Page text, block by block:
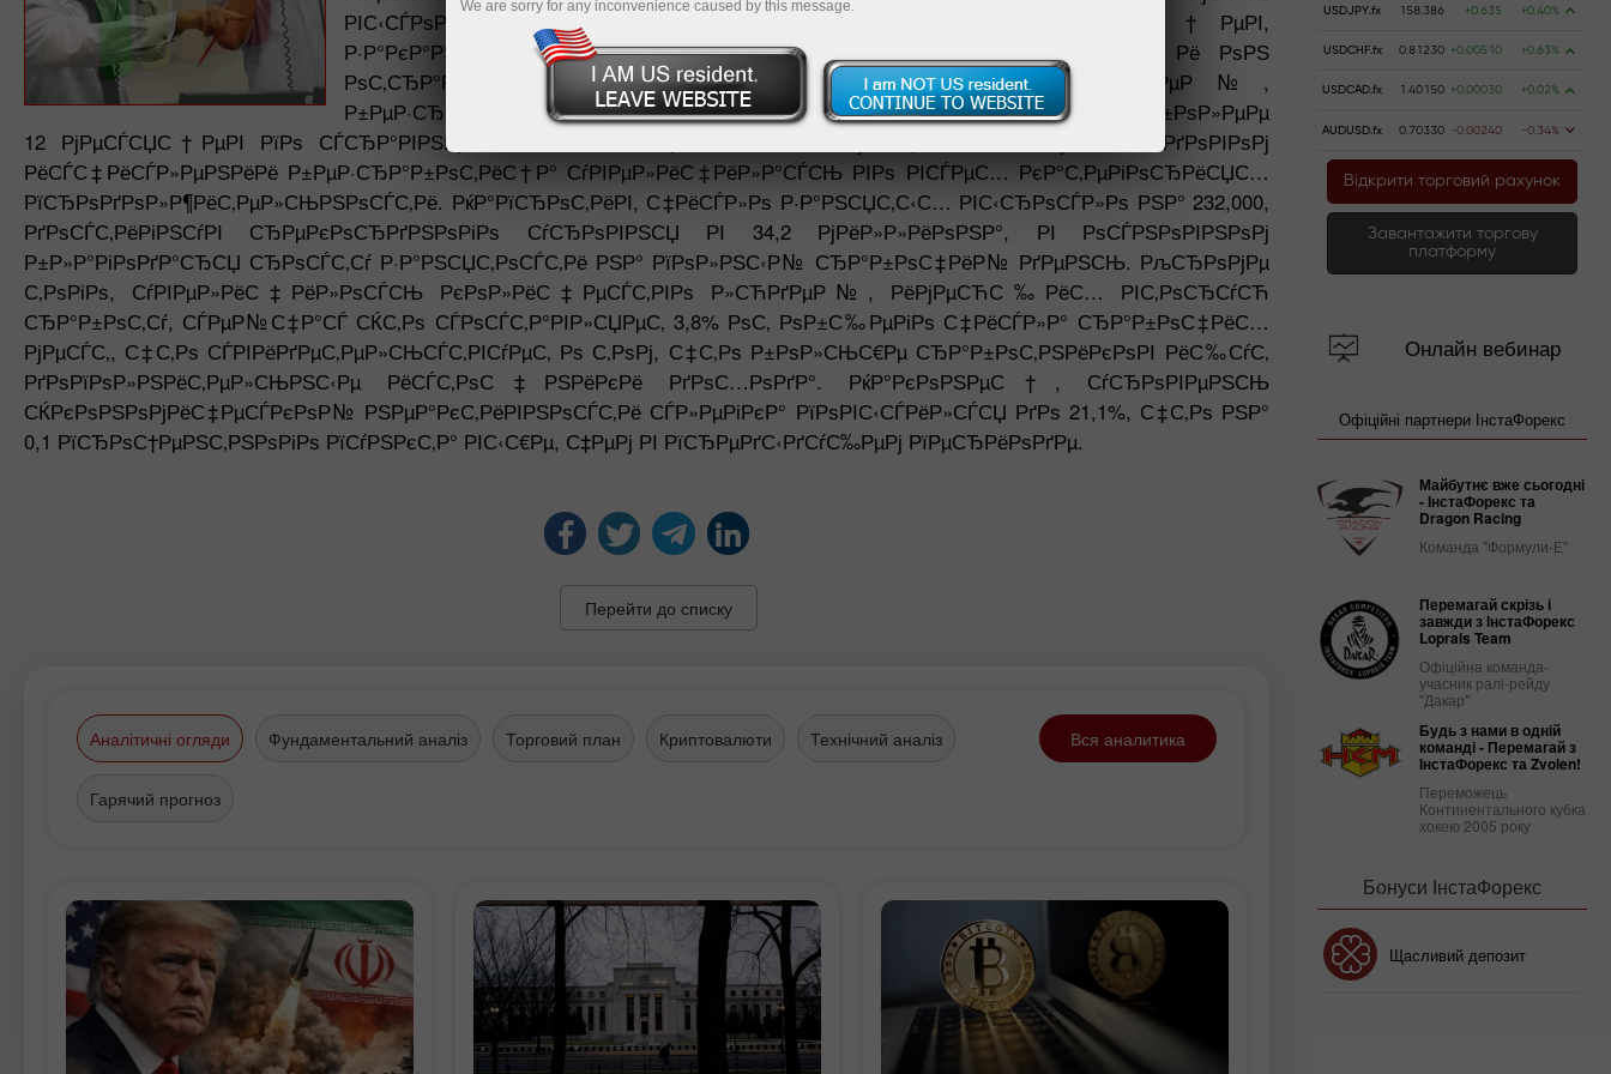
РІС‹СЃРѕРєРёР№ РїРѕРєР°Р·Р°С‚РµР»СЊ СЃ С‚СЂРµС… РјРµСЃСЏС†РµРІ,
Р·Р°РєР°РЅС‡РёРІР°СЋС‰РёС…СЃСЏ РІ Р°РІРіСѓСЃС‚Рµ 2021 РіРѕРґР°, Рё РѕРЅ
РѕС‚СЂР°Р¶Р°РµС‚ СѓРІРµР»РёС‡РµРЅРёРµ С‡РёСЃР»Р° Р»СЋРґРµР№,
Р±РµР·СЂР°Р±РѕС‚РЅС‹С… РЅР° СЃСЂРѕРє РѕС‚ 6 РґРѕ 12 РјРµСЃСЏС†РµРІ Рё Р±РѕР»РµРµ
12 РјРµСЃСЏС†РµРІ РїРѕ СЃСЂР°РІРЅРµРЅРёСЋ СЃ РїСЂРµРґС‹РґСѓС‰РёРј РїРµСЂРёРѕРґРѕРј. Р’ РіРѕРґРѕРІРѕРј
РёСЃС‡РёСЃР»РµРЅРёРё Р±РµР·СЂР°Р±РѕС‚РёС†Р° СѓРІРµР»РёС‡РёР»Р°СЃСЊ РІРѕ РІСЃРµС… РєР°С‚РµРіРѕСЂРёСЏС…
РїСЂРѕРґРѕР»Р¶РёС‚РµР»СЊРЅРѕСЃС‚Рё. РќР°РїСЂРѕС‚РёРІ, С‡РёСЃР»Рѕ Р·Р°РЅСЏС‚С‹С… РІС‹СЂРѕСЃР»Рѕ РЅР° 232,000,
РґРѕСЃС‚РёРіРЅСѓРІ СЂРµРєРѕСЂРґРЅРѕРіРѕ СѓСЂРѕРІРЅСЏ РІ 34,2 РјРёР»Р»РёРѕРЅР°, РІ РѕСЃРЅРѕРІРЅРѕРј
Р±Р»Р°РіРѕРґР°СЂСЏ СЂРѕСЃС‚Сѓ Р·Р°РЅСЏС‚РѕСЃС‚Рё РЅР° РїРѕР»РЅС‹Р№ СЂР°Р±РѕС‡РёР№ РґРµРЅСЊ. РљСЂРѕРјРµ
С‚РѕРіРѕ, СѓРІРµР»РёС‡РёР»РѕСЃСЊ РєРѕР»РёС‡РµСЃС‚РІРѕ Р»СЋРґРµР№, РёРјРµСЋС‰РёС… РІС‚РѕСЂСѓСЋ
СЂР°Р±РѕС‚Сѓ, СЃРµР№С‡Р°СЃ СЌС‚Рѕ СЃРѕСЃС‚Р°РІР»СЏРµС‚ 3,8% РѕС‚ РѕР±С‰РµРіРѕ С‡РёСЃР»Р° СЂР°Р±РѕС‡РёС…
РјРµСЃС‚, С‡С‚Рѕ СЃРІРёРґРµС‚РµР»СЊСЃС‚РІСѓРµС‚ Рѕ С‚РѕРј, С‡С‚Рѕ Р±РѕР»СЊС€Рµ СЂР°Р±РѕС‚РЅРёРєРѕРІ РёС‰СѓС‚
РґРѕРїРѕР»РЅРёС‚РµР»СЊРЅС‹Рµ РёСЃС‚РѕС‡РЅРёРєРё РґРѕС…РѕРґР°. РќР°РєРѕРЅРµС†, СѓСЂРѕРІРµРЅСЊ
СЌРєРѕРЅРѕРјРёС‡РµСЃРєРѕР№ РЅРµР°РєС‚РёРІРЅРѕСЃС‚Рё СЃР»РµРіРєР° РїРѕРІС‹СЃРёР»СЃСЏ РґРѕ 21,1%, С‡С‚Рѕ РЅР°
0,1 РїСЂРѕС†РµРЅС‚РЅРѕРіРѕ РїСѓРЅРєС‚Р° РІС‹С€Рµ, С‡РµРј РІ РїСЂРµРґС‹РґСѓС‰РµРј РїРµСЂРёРѕРґРµ.
Перейти до списку
Аналітичні огляди Фундаментальний аналіз Торговий план Криптовалюти Технічний аналіз
Гарячий прогноз
Вся аналитика
USDJPY.fx 158.386 +0.635 +0.40%
USDCHF.fx 0.81230 +0.00510 +0.63%
USDCAD.fx 1.40150 +0.00030 +0.02%
AUDUSD.fx 0.70330 -0.00240 -0.34%
Відкрити торговий рахунок
Завантажити торгову
платформу
Онлайн вебинар
Офіційні партнери ІнстаФорекс
Майбутнє вже сьогодні
- ІнстаФорекс та
Dragon Racing
Команда "Формули-Е"
Перемагай скрізь і
завжди з ІнстаФорекс
Loprais Team
Офіційна команда-
учасник ралі-рейду
"Дакар"
Будь з нами в одній
команді - Перемагай з
ІнстаФорекс та Zvolen!
Переможець
Континентального кубка
хокею 2005 року
Бонуси ІнстаФорекс
Бонус 30%
Клубний бонус
Щасливий депозит Бонус 30%
Клубний бонус
Щасливий депозит
We are sorry for any inconvenience caused by this message.